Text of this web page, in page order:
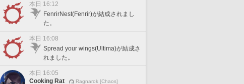
本日 16:12
FenrirNest(Fenrir)が結成されまし
た。
本日 16:08
Spread your wings(Ultima)が結成さ
れました。
本日 16:05
Cooking Rat
Ragnarok [Chaos]